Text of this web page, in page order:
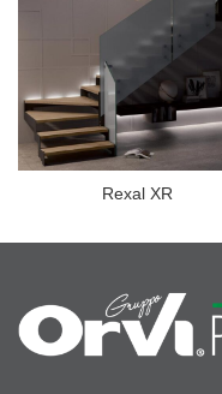
Rexal XR